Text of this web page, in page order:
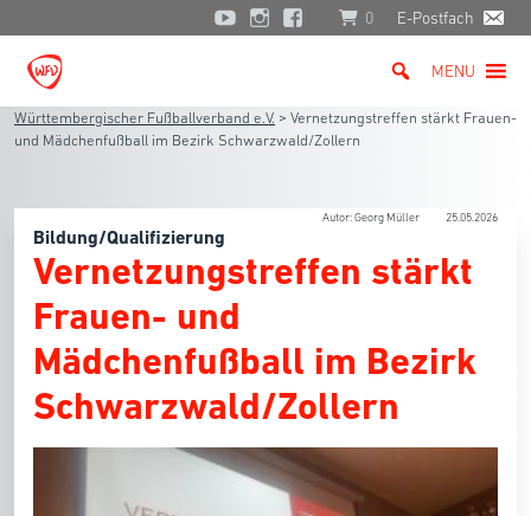
0 E-Postfach
MENU
Württembergischer Fußballverband e.V. > Vernetzungstreffen stärkt Frauen-
und Mädchenfußball im Bezirk Schwarzwald/Zollern
Autor: Georg Müller 25.05.2026
Bildung/Qualifizierung
Vernetzungstreffen stärkt
Frauen- und
Mädchenfußball im Bezirk
Schwarzwald/Zollern